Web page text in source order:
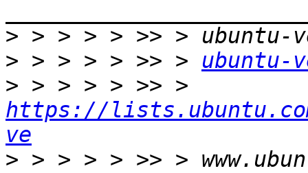
>
> > > > > >> > ubuntu-
>
https://
ve
> > > > > >> >